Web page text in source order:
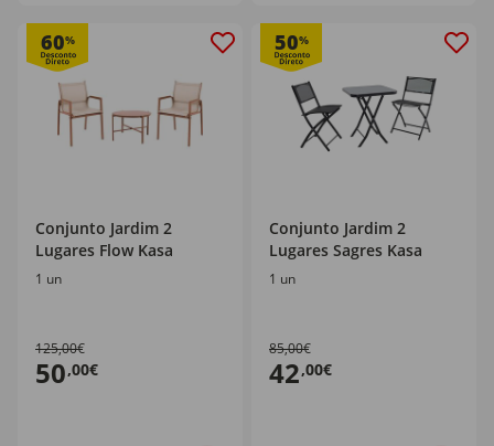
60%
Conjunto Jardim 2
Lugares Flow Kasa
1 un
125,00€
50,00€
50%
Conjunto Jardim 2
Lugares Sagres Kasa
1 un
85,00€
42,00€